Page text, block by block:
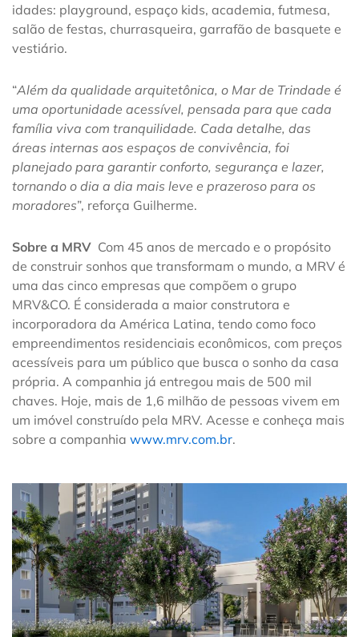
idades: playground, espaço kids, academia, futmesa,
salão de festas, churrasqueira, garrafão de basquete e
vestiário.
“Além da qualidade arquitetônica, o Mar de Trindade é
uma oportunidade acessível, pensada para que cada
família viva com tranquilidade. Cada detalhe, das
áreas internas aos espaços de convivência, foi
planejado para garantir conforto, segurança e lazer,
tornando o dia a dia mais leve e prazeroso para os
moradores”, reforça Guilherme.
Sobre a MRV Com 45 anos de mercado e o propósito
de construir sonhos que transformam o mundo, a MRV é
uma das cinco empresas que compõem o grupo
MRV&CO. É considerada a maior construtora e
incorporadora da América Latina, tendo como foco
empreendimentos residenciais econômicos, com preços
acessíveis para um público que busca o sonho da casa
própria. A companhia já entregou mais de 500 mil
chaves. Hoje, mais de 1,6 milhão de pessoas vivem em
um imóvel construído pela MRV. Acesse e conheça mais
sobre a companhia www.mrv.com.br.